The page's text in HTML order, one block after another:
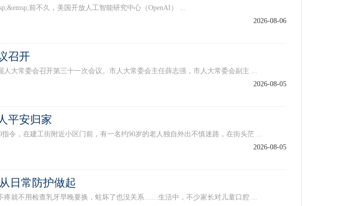
前不久，美国开放人工智能研究中心（OpenAI） ...
2026-08-06
召开
常委会召开第三十一次会议。市人大常委会主任薛志强，市人大常委会副主 ...
2026-08-05
平安归家
，在建工街附近小区门前，有一名约90岁的老人独自外出不慎迷路，在街头茫 ...
2026-08-05
日常防护做起
就不用检查乳牙早晚要换，蛀坏了也没关系……生活中，不少家长对儿童口腔 ...